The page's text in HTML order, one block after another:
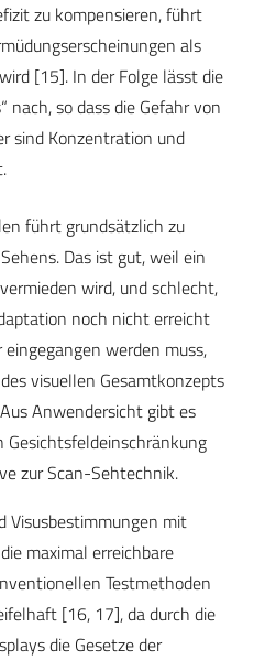
zu kompensieren, führt
als
[15]. In der Folge lässt die
nach, so dass die Gefahr von
sind Konzentration und
führt grundsätzlich zu
Das ist gut, weil ein
wird, und schlecht,
noch nicht erreicht
werden muss,
visuellen Gesamtkonzepts
Anwendersicht gibt es
zur Scan-Sehtechnik.
Visusbestimmungen mit
maximal erreichbare
Testmethoden
[16, 17], da durch die
die Gesetze der